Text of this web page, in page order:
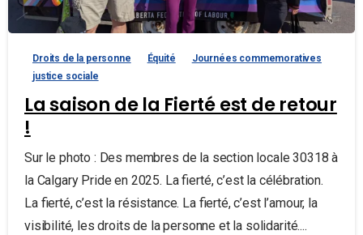
Droits de la personne Équité
Journées commemoratives
justice sociale
La saison de la Fierté est de retour
!
Sur le photo : Des membres de la section locale 30318 à
la Calgary Pride en 2025. La fierté, c’est la célébration.
La fierté, c’est la résistance. La fierté, c’est l’amour, la
visibilité, les droits de la personne et la solidarité....